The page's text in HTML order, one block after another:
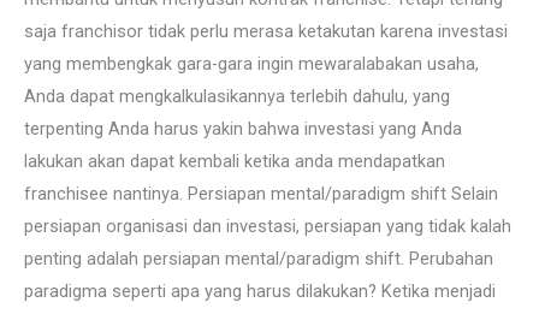
saja franchisor tidak perlu merasa ketakutan karena investasi
yang membengkak gara-gara ingin mewaralabakan usaha,
Anda dapat mengkalkulasikannya terlebih dahulu, yang
terpenting Anda harus yakin bahwa investasi yang Anda
lakukan akan dapat kembali ketika anda mendapatkan
franchisee nantinya. Persiapan mental/paradigm shift Selain
persiapan organisasi dan investasi, persiapan yang tidak kalah
penting adalah persiapan mental/paradigm shift. Perubahan
paradigma seperti apa yang harus dilakukan? Ketika menjadi